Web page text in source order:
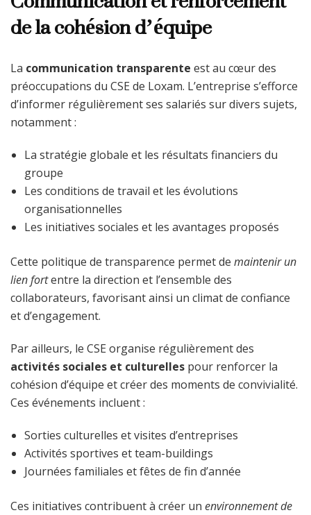
de la cohésion d’équipe
La communication transparente est au cœur des
préoccupations du CSE de Loxam. L’entreprise s’efforce
d’informer régulièrement ses salariés sur divers sujets,
notamment :
La stratégie globale et les résultats financiers du
groupe
Les conditions de travail et les évolutions
organisationnelles
Les initiatives sociales et les avantages proposés
Cette politique de transparence permet de maintenir un
lien fortentre la direction et l’ensemble des
collaborateurs, favorisant ainsi un climat de confiance
et d’engagement.
Par ailleurs, le CSE organise régulièrement des
activités sociales et culturelles pour renforcer la
cohésion d’équipe et créer des moments de convivialité.
Ces événements incluent :
Sorties culturelles et visites d’entreprises
Activités sportives et team-buildings
Journées familiales et fêtes de fin d’année
Ces initiatives contribuent à créer un environnement de